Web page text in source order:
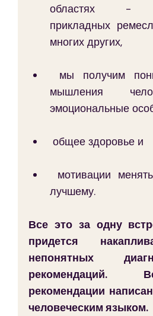
областях -
прикладных
многих других,
мышления
эмоциональные
общее здоровье и
лучшему.
Все это за одну
придется
непонятных
рекомендации
человеческим языком.